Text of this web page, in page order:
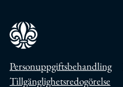
Personuppgiftsbehandling
Tillgänglighetsredogörelse